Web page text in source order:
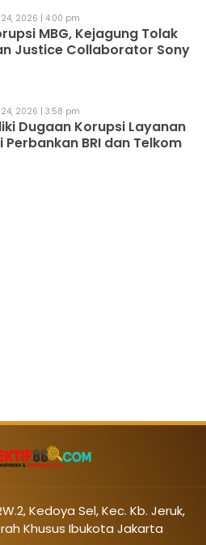
2026 | 4:00 pm
MBG, Kejagung Tolak
Justice Collaborator Sony
2026 | 3:58 pm
Dugaan Korupsi Layanan
BRI dan Telkom
Kedoya Sel, Kec. Kb. Jeruk,
Khusus Ibukota Jakarta